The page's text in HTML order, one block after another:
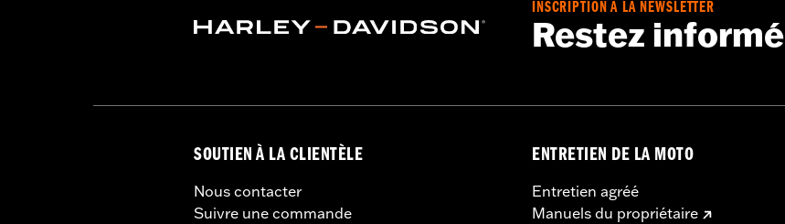
INSCRIPTION À LA NEWSLETTER
Restez informé
SOUTIEN À LA CLIENTÈLE
Nous contacter
Suivre une commande
ENTRETIEN DE LA MOTO
Entretien agréé
Manuels du propriétaire